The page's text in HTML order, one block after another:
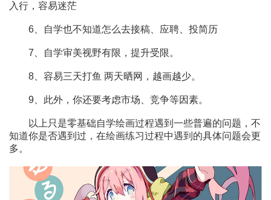
入行，容易迷茫
6、自学也不知道怎么去接稿、应聘、投简历
7、自学审美视野有限，提升受限。
8、容易三天打鱼 两天晒网，越画越少。
9、此外，你还要考虑市场、竞争等因素。
以上只是零基础自学绘画过程遇到一些普遍的问题，不
知道你是否遇到过，在绘画练习过程中遇到的具体问题会更
多。